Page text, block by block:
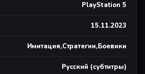
совершайте ограбление и
газуйте, разгоняйтесь. Делайте всё
клиентам предметов и
PlayStation 5
15.11.2023
Имитация,Стратегии,Боевики
Русский (субтитры)